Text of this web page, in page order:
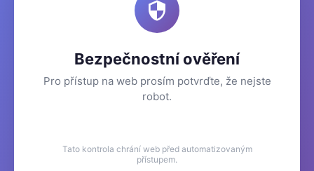
Bezpečnostní ověření
Pro přístup na web prosím potvrďte, že nejste
robot.
Tato kontrola chrání web před automatizovaným
přístupem.